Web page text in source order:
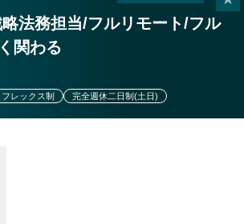
法務担当/フルリモート/フル
関わる
フレックス制 完全週休二日制(土日)